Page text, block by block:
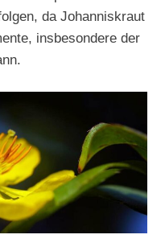
da Johanniskraut
insbesondere der